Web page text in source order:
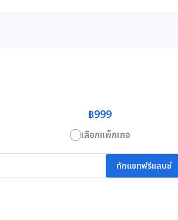
฿999
เลือกแพ็กเกจ
ทักแชทฟรีแลนซ์